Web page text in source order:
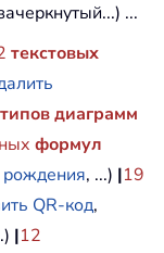
...
текстовых
типов диаграмм
формул
рождения, ...) |19
QR-код,
|12